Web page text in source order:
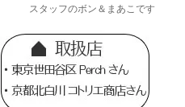
スタッフのボン＆まあこです